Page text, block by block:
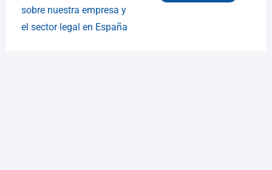
sobre nuestra empresa y
el sector legal en España